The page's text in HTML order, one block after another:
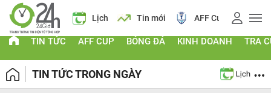
Lịch Tin mới AFF Cup Điểm chuẩn 2026
TIN TỨC AFF CUP BÓNG ĐÁ KINH DOANH TRA
TIN TỨC TRONG NGÀY